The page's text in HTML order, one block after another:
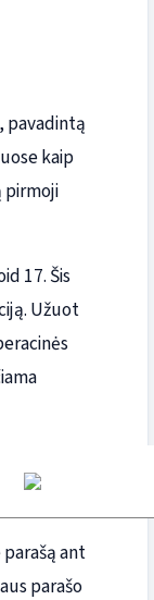
pavadintą
kaip
pirmoji
17. Šis
Užuot
ant
parašo